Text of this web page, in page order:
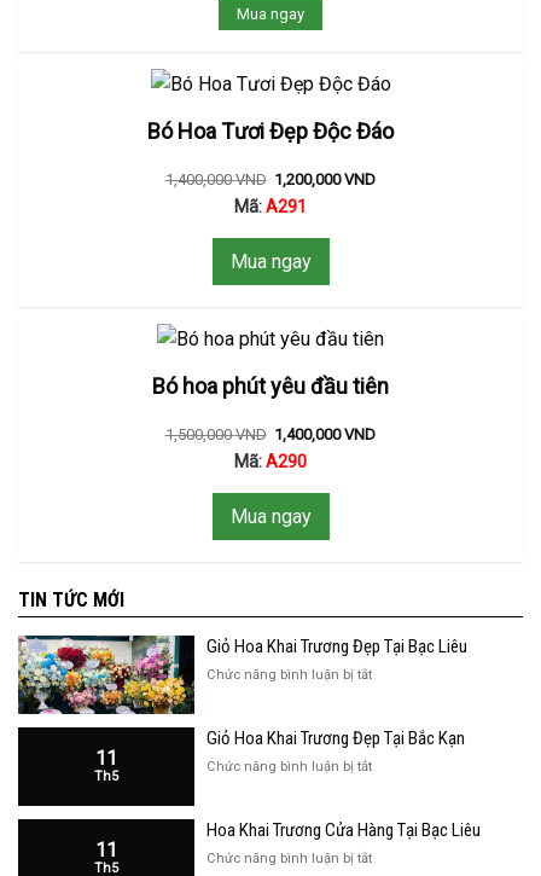
Mua ngay
Bó Hoa Tươi Đẹp Độc Đáo
1,400,000VND 1,200,000VND
Mã:A291
Mua ngay
Bó hoa phút yêu đầu tiên
1,500,000VND 1,400,000VND
Mã:A290
Mua ngay
TIN TỨC MỚI
Giỏ Hoa Khai Trương Đẹp Tại Bạc Liêu
Chức năng bình luận bị tắtở
Khai
Đẹp
Liêu
11
Th5
Giỏ Hoa Khai Trương Đẹp Tại Bắc Kạn
Chức năng bình luận bị tắtở
Khai
Đẹp
11
Th5
Hoa Khai Trương Cửa Hàng Tại Bạc Liêu
Chức năng bình luận bị tắtở